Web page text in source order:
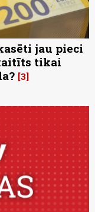
jau pieci
tikai
3